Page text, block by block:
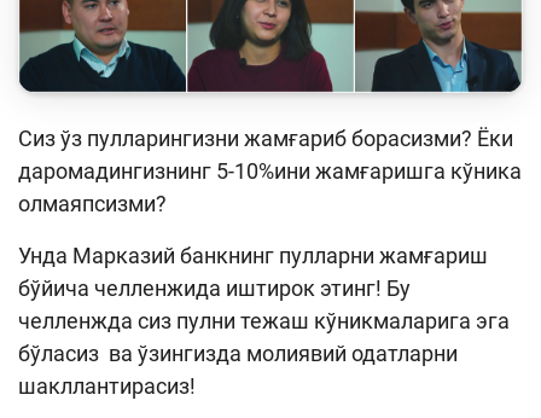
ОАВда лойиҳалар
Ўқув материаллари
Интерактив хизматлар
Фотогалерея
Лойиҳа ҳақида
Кенгайтирилган қидирув
Сайт харитаси
Сиз ўз пулларингизни жамғариб борасизми? Ёки
даромадингизнинг 5-10%ини жамғаришга кўника
олмаяпсизми?
Унда Марказий банкнинг пулларни жамғариш
бўйича челленжида иштирок этинг! Бу
челленжда сиз пулни тежаш кўникмаларига эга
бўласиз ва ўзингизда молиявий одатларни
шакллантирасиз!